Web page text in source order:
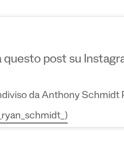
questo post su
da Anthony Schmidt